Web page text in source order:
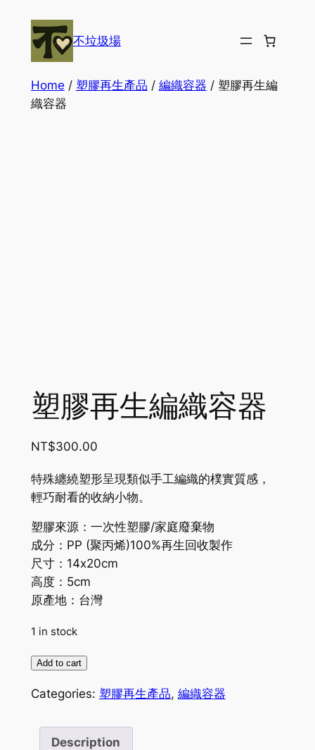
content
不垃圾場
Home / 塑膠再生產品 / 編織容器 / 塑膠再生編
織容器
塑膠再生編織容器
NT$300.00
特殊纏繞塑形呈現類似手工編織的樸實質感，
輕巧耐看的收納小物。
塑膠來源：一次性塑膠/家庭廢棄物
成分： PP (聚丙烯)100%再生回收製作
尺寸：14x20cm
高度：5cm
原產地：台灣
1 in stock
塑
再
Add to cart
Categories: 塑膠再生產品, 編織容器
Description